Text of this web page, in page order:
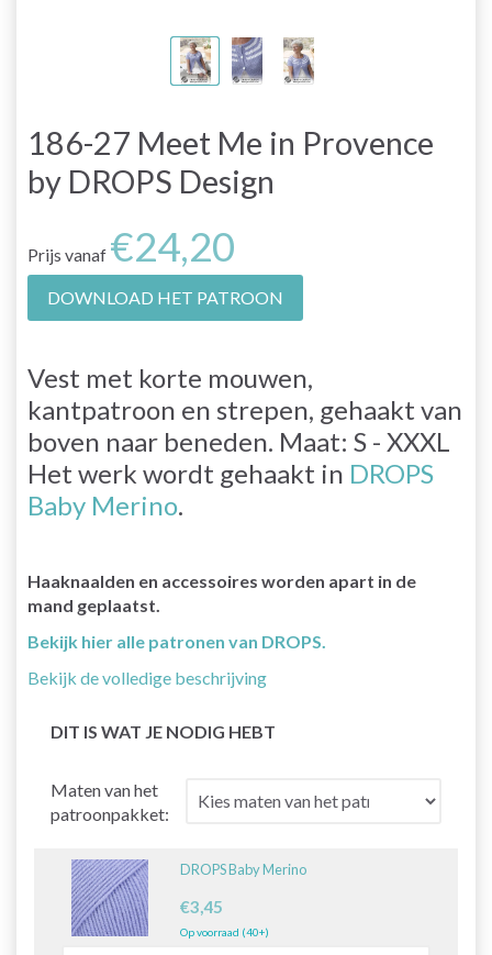
186-27 Meet Me in Provence
by DROPS Design
Prijs vanaf €24,20
DOWNLOAD HET PATROON
Vest met korte mouwen,
kantpatroon en strepen, gehaakt van
boven naar beneden. Maat: S - XXXL
Het werk wordt gehaakt in DROPS
Baby Merino.
Haaknaalden en accessoires worden apart in de
mand geplaatst.
Bekijk hier alle patronen van DROPS.
Bekijk de volledige beschrijving
DIT IS WAT JE NODIG HEBT
Maten van het
patroonpakket:
DROPS Baby Merino
€3,45
Op voorraad (40+)